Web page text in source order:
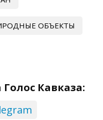
ОБЪЕКТЫ
Кавказа: